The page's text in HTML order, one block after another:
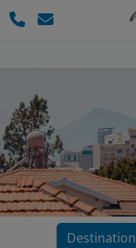
Destination